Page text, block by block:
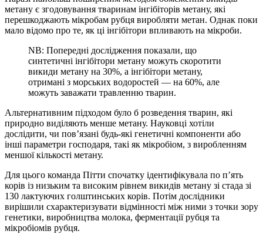
метану є згодовування тваринам інгібіторів метану, які
перешкоджають мікробам рубця виробляти метан. Однак поки
мало відомо про те, як ці інгібітори впливають на мікроби.
NB: Попередні дослідження показали, що
синтетичні інгібітори метану можуть скоротити
викиди метану на 30%, а інгібітори метану,
отримані з морських водоростей — на 60%, але
можуть заважати травленню тварин.
Альтернативним підходом було б розведення тварин, які
природно виділяють менше метану. Науковці хотіли
дослідити, чи пов’язані будь-які генетичні компоненти або
інші параметри господаря, такі як мікробіом, з виробленням
меншої кількості метану.
Для цього команда Пітти спочатку ідентифікувала по п’ять
корів із низьким та високим рівнем викидів метану зі стада зі
130 лактуючих голштинських корів. Потім дослідники
вирішили схарактеризувати відмінності між ними з точки зору
генетики, виробництва молока, ферментації рубця та
мікробіомів рубця.